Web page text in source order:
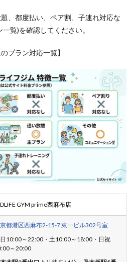
、都度払い、ペア割、子連れ対応な
覧)を確認してください。
プラン対応一覧】
GYM prime西麻布店
都港区西麻布2-15-7 東一ビル302号室
10:00～22:00・土10:00～18:00・日祝
～20:00